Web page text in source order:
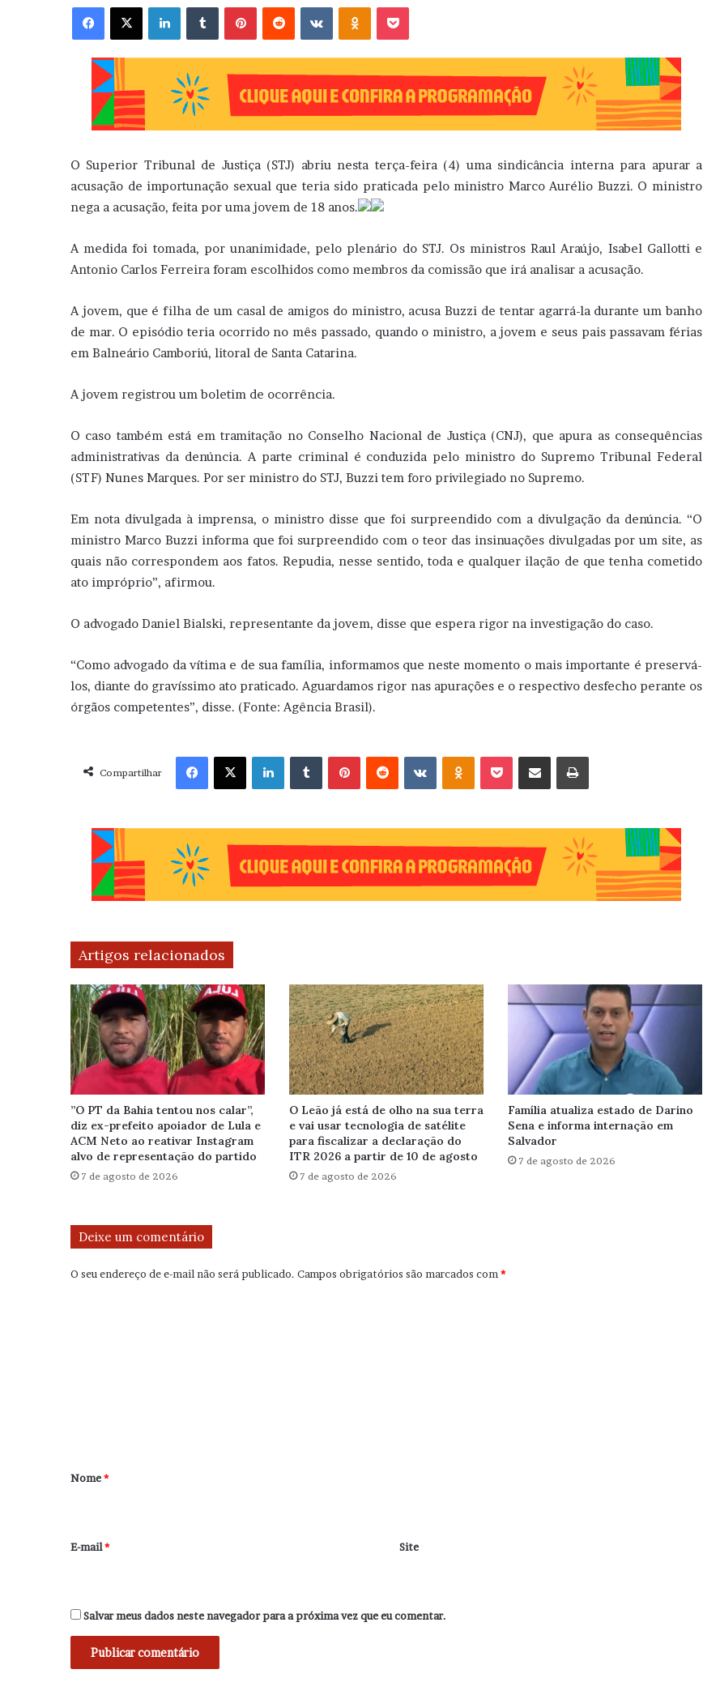
Facebook X Linkedin VK OK
O Superior Tribunal de Justiça (STJ) abriu nesta terça-feira (4) uma sindicância interna para apurar a
acusação de importunação sexual que teria sido praticada pelo ministro Marco Aurélio Buzzi. O ministro
nega a acusação, feita por uma jovem de 18 anos.
A medida foi tomada, por unanimidade, pelo plenário do STJ. Os ministros Raul Araújo, Isabel Gallotti e
Antonio Carlos Ferreira foram escolhidos como membros da comissão que irá analisar a acusação.
A jovem, que é filha de um casal de amigos do ministro, acusa Buzzi de tentar agarrá-la durante um banho
de mar. O episódio teria ocorrido no mês passado, quando o ministro, a jovem e seus pais passavam férias
em Balneário Camboriú, litoral de Santa Catarina.
A jovem registrou um boletim de ocorrência.
O caso também está em tramitação no Conselho Nacional de Justiça (CNJ), que apura as consequências
administrativas da denúncia. A parte criminal é conduzida pelo ministro do Supremo Tribunal Federal
(STF) Nunes Marques. Por ser ministro do STJ, Buzzi tem foro privilegiado no Supremo.
Em nota divulgada à imprensa, o ministro disse que foi surpreendido com a divulgação da denúncia. “O
ministro Marco Buzzi informa que foi surpreendido com o teor das insinuações divulgadas por um site, as
quais não correspondem aos fatos. Repudia, nesse sentido, toda e qualquer ilação de que tenha cometido
ato impróprio”, afirmou.
O advogado Daniel Bialski, representante da jovem, disse que espera rigor na investigação do caso.
“Como advogado da vítima e de sua família, informamos que neste momento o mais importante é preservá-
los, diante do gravíssimo ato praticado. Aguardamos rigor nas apurações e o respectivo desfecho perante os
órgãos competentes”, disse. (Fonte: Agência Brasil).
Compartilhar
Facebook X Linkedin VK OK
Artigos relacionados
”O PT da Bahia tentou nos calar”,
diz ex-prefeito apoiador de Lula e
ACM Neto ao reativar Instagram
alvo de representação do partido
7 de agosto de 2026
O Leão já está de olho na sua terra
e vai usar tecnologia de satélite
para fiscalizar a declaração do
ITR 2026 a partir de 10 de agosto
7 de agosto de 2026
Família atualiza estado de Darino
Sena e informa internação em
Salvador
7 de agosto de 2026
Deixe um comentário
O seu endereço de e-mail não será publicado. Campos obrigatórios são marcados com *
r
*
Nome*
E-mail* Site
Salvar meus dados neste navegador para a próxima vez que eu comentar.